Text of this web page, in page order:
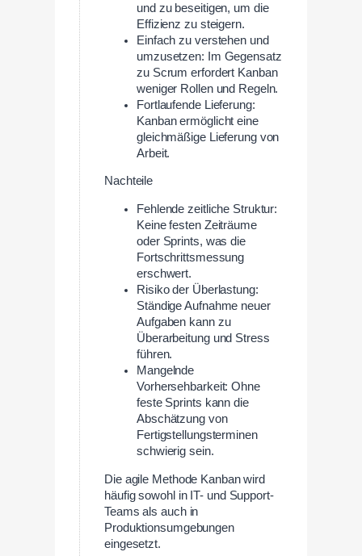
und zu beseitigen, um die
Effizienz zu steigern.
Einfach zu verstehen und
umzusetzen: Im Gegensatz
zu Scrum erfordert Kanban
weniger Rollen und Regeln.
Fortlaufende Lieferung:
Kanban ermöglicht eine
gleichmäßige Lieferung von
Arbeit.
Nachteile
Fehlende zeitliche Struktur:
Keine festen Zeiträume
oder Sprints, was die
Fortschrittsmessung
erschwert.
Risiko der Überlastung:
Ständige Aufnahme neuer
Aufgaben kann zu
Überarbeitung und Stress
führen.
Mangelnde
Vorhersehbarkeit: Ohne
feste Sprints kann die
Abschätzung von
Fertigstellungsterminen
schwierig sein.
Die agile Methode Kanban wird
häufig sowohl in IT- und Support-
Teams als auch in
Produktionsumgebungen
eingesetzt.